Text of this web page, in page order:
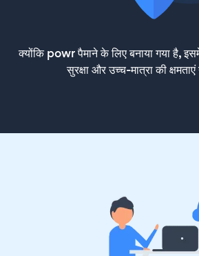
क्योंकि powr पैमाने के लिए बनाया गया है,
सुरक्षा और उच्च-मात्रा की